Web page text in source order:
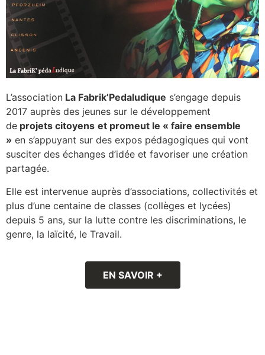
L’association La Fabrik’Pedaludique s’engage depuis
2017 auprès des jeunes sur le développement
de projets citoyens et promeut le « faire ensemble
» en s’appuyant sur des expos pédagogiques qui vont
susciter des échanges d’idée et favoriser une création
partagée.
Elle est intervenue auprès d’associations, collectivités et
plus d’une centaine de classes (collèges et lycées)
depuis 5 ans, sur la lutte contre les discriminations, le
genre, la laïcité, le Travail.
EN SAVOIR +